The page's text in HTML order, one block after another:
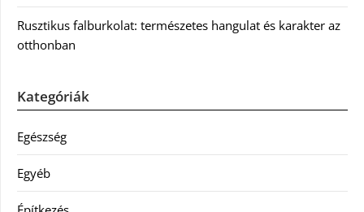
Rusztikus falburkolat: természetes hangulat és karakter az
otthonban
Kategóriák
Egészség
Egyéb